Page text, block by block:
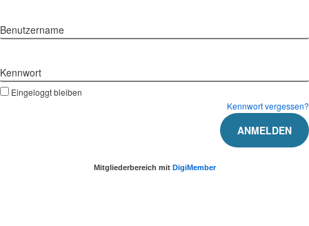
Benutzername
Kennwort
Eingeloggt bleiben
Kennwort vergessen?
Mitgliederbereich mit DigiMember